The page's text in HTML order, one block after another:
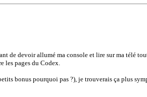
de devoir allumé ma console et lire sur ma télé
les pages du Codex.
bonus pourquoi pas ?), je trouverais ça plus